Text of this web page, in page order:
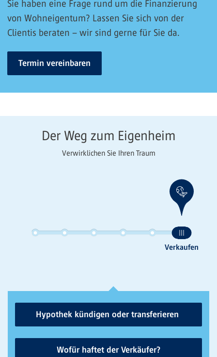
Sie haben eine Frage rund um die Finanzierung
von Wohneigentum? Lassen Sie sich von der
Clientis beraten – wir sind gerne für Sie da.
Termin vereinbaren
Der Weg zum Eigenheim
Verwirklichen Sie Ihren Traum
Hypothek kündigen oder transferieren
Wofür haftet der Verkäufer?